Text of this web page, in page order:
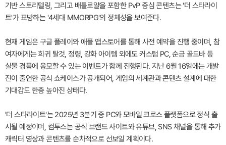
기반 스토리텔링, 그리고 배틀로얄을 포함한 PvP 중심 콘텐츠는 '더 스타라이
트'가 표방하는 '4세대 MMORPG'의 정체성을 보여준다.
현재 게임은 구글 플레이와 애플 앱스토어를 통해 사전 예약을 진행 중이며, 참
여자에게는 희귀 탈것, 정령, 강화 아이템 외에도 커스텀 PC, 순금 골드바 등
실물 경품에 응모할 수 있는 이벤트가 함께 진행된다. 지난 6월 16일에는 개발
진이 출연한 공식 쇼케이스가 공개되어, 게임의 세계관과 콘텐츠 설계에 대한
기대감도 한층 높아진 상태다.
'더 스타라이트'는 2025년 3분기 중 PC와 모바일 크로스 플랫폼으로 정식 출
시될 예정이며, 컴투스는 공식 브랜드 사이트와 유튜브, SNS 채널을 통해 추가
캐릭터 영상과 콘텐츠를 순차적으로 선보일 계획이다.